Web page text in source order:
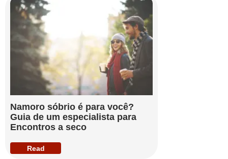
Namoro sóbrio é para você?
Guia de um especialista para
Encontros a seco
Read